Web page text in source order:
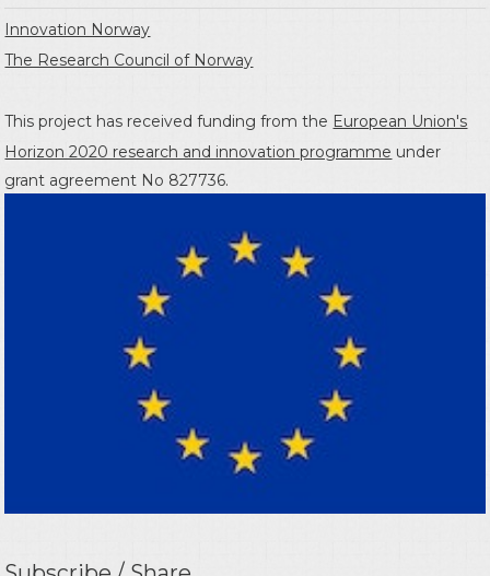
Innovation Norway
The Research Council of Norway
This project has received funding from the European Union's
Horizon 2020 research and innovation programme under
grant agreement No 827736.